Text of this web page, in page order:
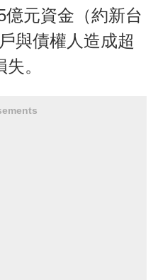
元資金（約新台
與債權人造成超
。